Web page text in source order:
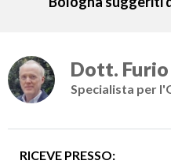
Dott.
Specialista per
RICEVE PRESSO: